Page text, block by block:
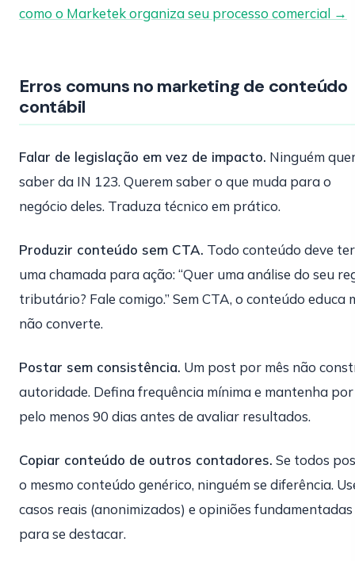
como o Marketek organiza seu processo comercial →
Erros comuns no marketing de conteúdo
contábil
Falar de legislação em vez de impacto. Ninguém
saber da IN 123. Querem saber o que muda para o
negócio deles. Traduza técnico em prático.
Produzir conteúdo sem CTA. Todo conteúdo deve ter
uma chamada para ação: “Quer uma análise do seu
tributário? Fale comigo.” Sem CTA, o conteúdo educa
não converte.
Postar sem consistência. Um post por mês não
autoridade. Defina frequência mínima e mantenha por
pelo menos 90 dias antes de avaliar resultados.
Copiar conteúdo de outros contadores. Se todos
o mesmo conteúdo genérico, ninguém se diferência.
casos reais (anonimizados) e opiniões fundamentadas
para se destacar.